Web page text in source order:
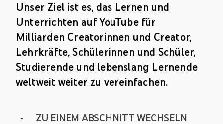
Unser Ziel ist es, das Lernen und
Unterrichten auf YouTube für
Milliarden Creatorinnen und Creator,
Lehrkräfte, Schülerinnen und Schüler,
Studierende und lebenslang Lernende
weltweit weiter zu vereinfachen.
ZU EINEM ABSCHNITT WECHSELN